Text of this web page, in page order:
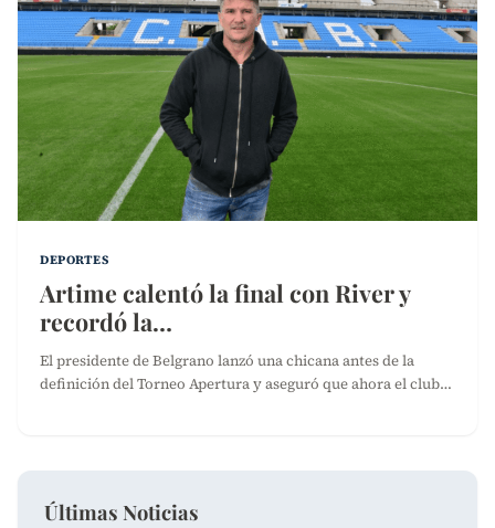
DEPORTES
Artime calentó la final con River y
recordó la…
El presidente de Belgrano lanzó una chicana antes de la
definición del Torneo Apertura y aseguró que ahora el club…
Últimas Noticias